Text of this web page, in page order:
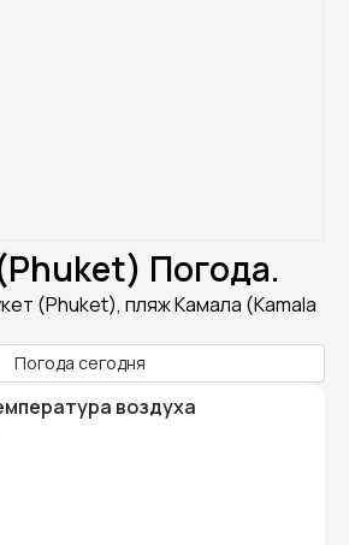
Погода.
(Phuket), пляж Камала (Kamala
Погода сегодня
воздуха